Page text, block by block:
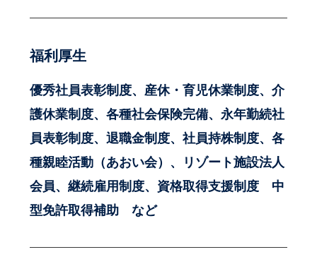
福利厚生
優秀社員表彰制度、産休・育児休業制度、介
護休業制度、各種社会保険完備、永年勤続社
員表彰制度、退職金制度、社員持株制度、各
種親睦活動（あおい会）、リゾート施設法人
会員、継続雇用制度、資格取得支援制度 中
型免許取得補助 など